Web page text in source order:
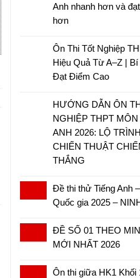
Anh nhanh hơn và
hơn
Ôn Thi Tốt Nghiệp
Hiệu Quả Từ A–Z |
Đạt Điểm Cao
HƯỚNG DẪN ÔN
NGHIỆP THPT MÔN
ANH 2026: LỘ
CHIẾN THUẬT
THẮNG
Đề thi thử Tiếng Anh
Quốc gia 2025 –
ĐỀ SỐ 01 THEO
MỚI NHẤT 2026
Ôn thi giữa HK1 Khối